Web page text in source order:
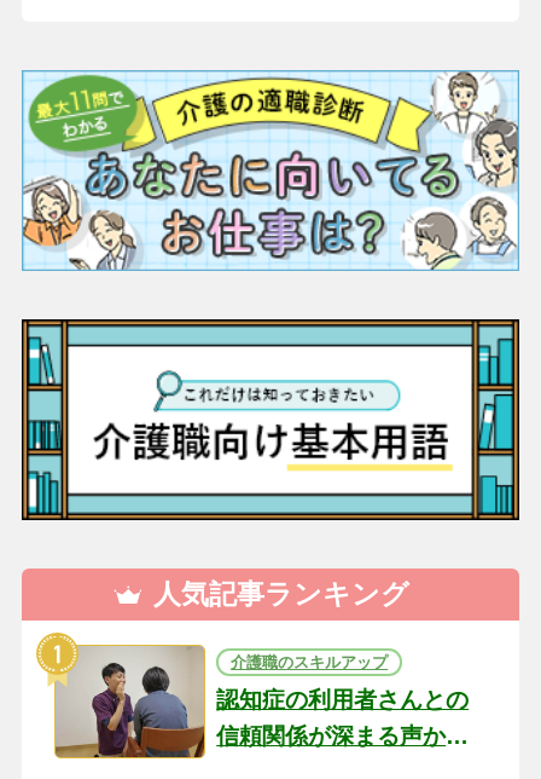
人気記事ランキング
介護職のスキルアップ
認知症の利用者さんとの
信頼関係が深まる声かけ